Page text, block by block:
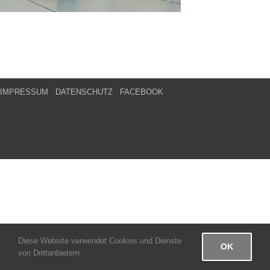
IMPRESSUM DATENSCHUTZ FACEBOOK
Diese Website verwendet Cookies und Dienste
von Drittanbietern.
OK